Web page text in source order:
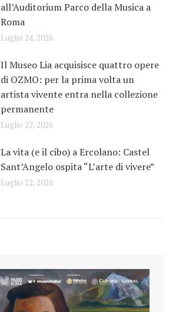
all’Auditorium Parco della Musica a
Roma
Luglio 24, 2026
Il Museo Lia acquisisce quattro opere
di OZMO: per la prima volta un
artista vivente entra nella collezione
permanente
Luglio 22, 2026
La vita (e il cibo) a Ercolano: Castel
Sant’Angelo ospita “L’arte di vivere”
Luglio 22, 2026